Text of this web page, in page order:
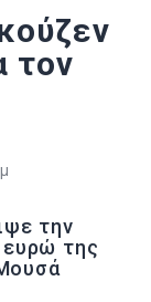
τον
την
της